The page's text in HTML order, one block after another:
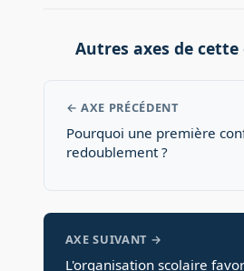
Autres axes de cette
← AXE PRÉCÉDENT
Pourquoi une première
redoublement ?
AXE SUIVANT →
L'organisation scolaire